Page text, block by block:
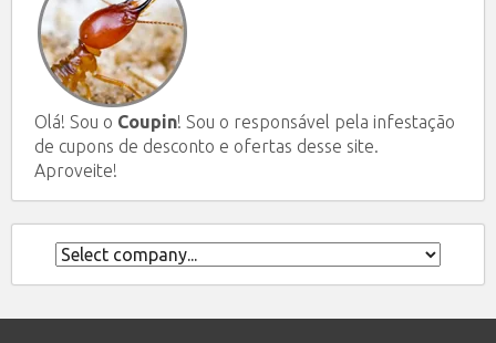
Olá! Sou o Coupin! Sou o responsável pela infestação
de cupons de desconto e ofertas desse site.
Aproveite!